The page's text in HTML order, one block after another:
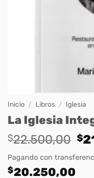
Inicio / Libros / Iglesia
La Iglesia
$22.500,00 $
Pagando con
$20.250,00